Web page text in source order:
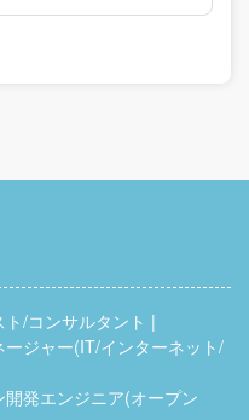
/コンサルタント
ージャー(IT/インターネット/
発エンジニア(オープン